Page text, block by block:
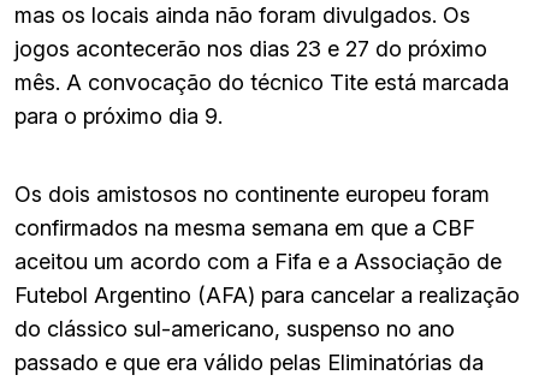
mas os locais ainda não foram divulgados. Os
jogos acontecerão nos dias 23 e 27 do próximo
mês. A convocação do técnico Tite está marcada
para o próximo dia 9.
Os dois amistosos no continente europeu foram
confirmados na mesma semana em que a CBF
aceitou um acordo com a Fifa e a Associação de
Futebol Argentino (AFA) para cancelar a realização
do clássico sul-americano, suspenso no ano
passado e que era válido pelas Eliminatórias da